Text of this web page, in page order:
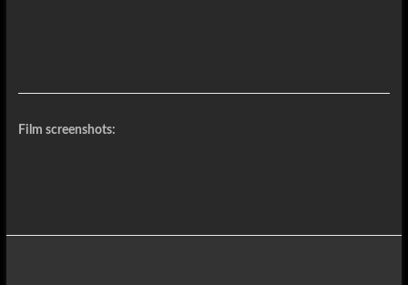
Film screenshots: